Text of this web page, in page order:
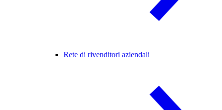
Rete di rivenditori aziendali